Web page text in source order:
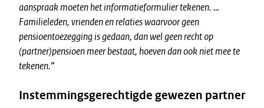
aanspraak moeten het informatieformulier tekenen. …
Familieleden, vrienden en relaties waarvoor geen
pensioentoezegging is gedaan, dan wel geen recht op
(partner)pensioen meer bestaat, hoeven dan ook niet mee te
tekenen.”
Instemmingsgerechtigde gewezen partner